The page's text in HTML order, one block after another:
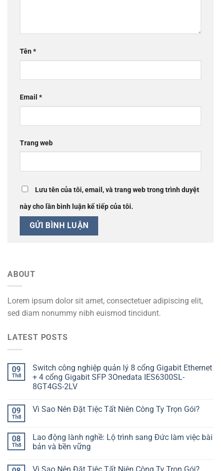
Tên*
Email *
Trang web
Lưu tên của tôi, email, và trang web trong trình duyệt
này cho lần bình luận kế tiếp của tôi.
ABOUT
Lorem ipsum dolor sit amet, consectetuer adipiscing elit,
sed diam nonummy nibh euismod tincidunt.
LATEST POSTS
09
Th8
Switch công nghiệp quản lý 8 cổng Gigabit Ethernet
+ 4 cổng Gigabit SFP 3Onedata IES6300SL-
8GT4GS-2LV
09
Th8
Vì Sao Nên Đặt Tiệc Tất Niên Công Ty Trọn Gói?
08
Th8
Lao động lành nghề: Lộ trình sang Đức làm việc bài
bản và bền vững